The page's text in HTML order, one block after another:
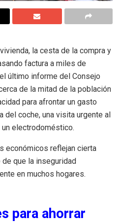
la cesta de la compra y
factura a miles de
último informe del Consejo
de la mitad de la población
para afrontar un gasto
del coche, una visita urgente al
electrodoméstico.
económicos reflejan cierta
que la inseguridad
en muchos hogares.
para ahorrar